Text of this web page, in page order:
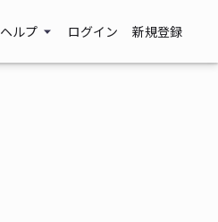
ヘルプ ログイン 新規登録